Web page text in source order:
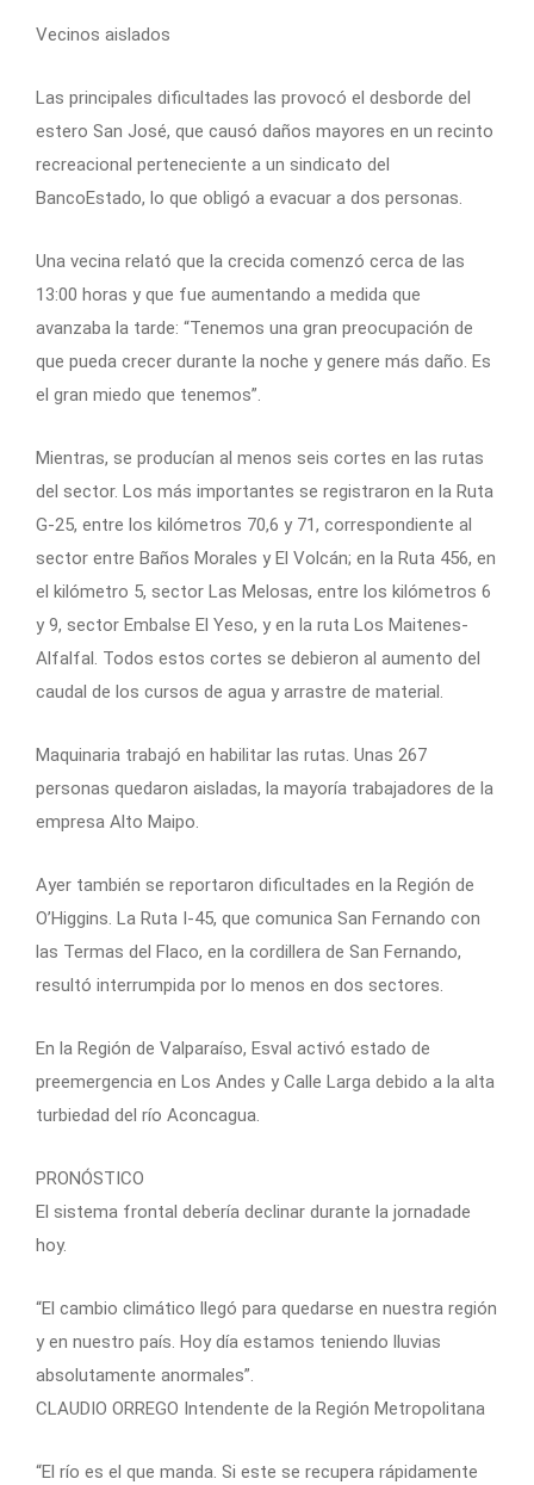
Vecinos aislados
Las principales dificultades las provocó el desborde del
estero San José, que causó daños mayores en un recinto
recreacional perteneciente a un sindicato del
BancoEstado, lo que obligó a evacuar a dos personas.
Una vecina relató que la crecida comenzó cerca de las
13:00 horas y que fue aumentando a medida que
avanzaba la tarde: “Tenemos una gran preocupación de
que pueda crecer durante la noche y genere más daño. Es
el gran miedo que tenemos”.
Mientras, se producían al menos seis cortes en las rutas
del sector. Los más importantes se registraron en la Ruta
G-25, entre los kilómetros 70,6 y 71, correspondiente al
sector entre Baños Morales y El Volcán; en la Ruta 456, en
el kilómetro 5, sector Las Melosas, entre los kilómetros 6
y 9, sector Embalse El Yeso, y en la ruta Los Maitenes-
Alfalfal. Todos estos cortes se debieron al aumento del
caudal de los cursos de agua y arrastre de material.
Maquinaria trabajó en habilitar las rutas. Unas 267
personas quedaron aisladas, la mayoría trabajadores de la
empresa Alto Maipo.
Ayer también se reportaron dificultades en la Región de
O’Higgins. La Ruta I-45, que comunica San Fernando con
las Termas del Flaco, en la cordillera de San Fernando,
resultó interrumpida por lo menos en dos sectores.
En la Región de Valparaíso, Esval activó estado de
preemergencia en Los Andes y Calle Larga debido a la alta
turbiedad del río Aconcagua.
PRONÓSTICO
El sistema frontal debería declinar durante la jornadade
hoy.
“El cambio climático llegó para quedarse en nuestra región
y en nuestro país. Hoy día estamos teniendo lluvias
absolutamente anormales”.
CLAUDIO ORREGO Intendente de la Región Metropolitana
“El río es el que manda. Si este se recupera rápidamente